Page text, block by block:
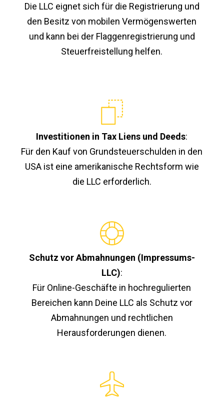
Die LLC eignet sich für die Registrierung und
den Besitz von mobilen Vermögenswerten
und kann bei der Flaggenregistrierung und
Steuerfreistellung helfen.
Investitionen in Tax Liens und Deeds:
Für den Kauf von Grundsteuerschulden in den
USA ist eine amerikanische Rechtsform wie
die LLC erforderlich.
Schutz vor Abmahnungen (Impressums-
LLC):
Für Online-Geschäfte in hochregulierten
Bereichen kann Deine LLC als Schutz vor
Abmahnungen und rechtlichen
Herausforderungen dienen.